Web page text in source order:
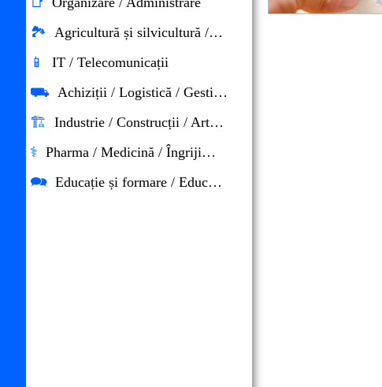
venit
🏞
Agricultură și silvicultură / horticultură / mediu
📱
IT / Telecomunicații
⛟
Achiziții / Logistică / Gestionarea materialelor
🏗
Industrie / Construcții / Artizanat
⚕
Pharma / Medicină / Îngrijire / Sănătate
🗪
Educație și formare / Educație / Afaceri sociale